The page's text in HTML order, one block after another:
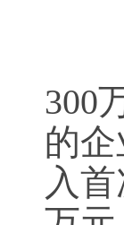
（
300
的
入